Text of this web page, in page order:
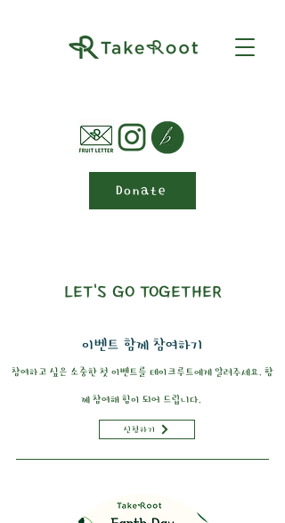
Donate
LET'S GO TOGETHER
​이벤트 함께 참여하기
참여하고 싶은 소중한 첫 이벤트를 테이크루트에게 알려주세요. 함
께 참여해 힘이 되어 드립니다.
신청하기